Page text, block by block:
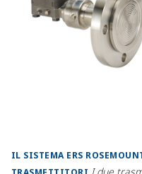
IL SISTEMA ERS